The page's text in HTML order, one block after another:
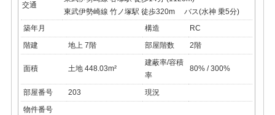
交通
東武伊勢崎線 竹ノ塚駅 徒歩320m
バス(水神 乗5分)
築年月
構造
RC
階建
地上 7階 部屋階数 2階
面積 土地 448.03m²
建蔽率/容積
率
80% / 300%
部屋番号 203
現況
物件番号